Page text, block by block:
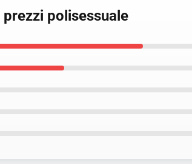
polisessuale